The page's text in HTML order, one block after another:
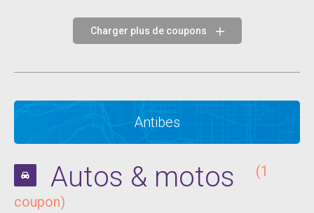
Charger plus de coupons
Antibes
Autos & motos
(1
coupon)